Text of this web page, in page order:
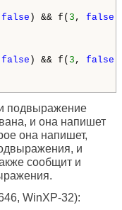
false ) && f( 3 , false
false ) && f( 3 , false
подвыражение
и она напишет
она напишет,
и
сообщит и
WinXP-32):